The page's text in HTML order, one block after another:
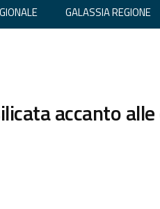
GALASSIA REGIONE
accanto